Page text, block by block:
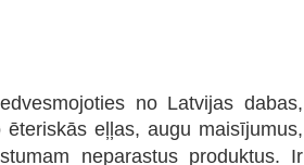
no Latvijas dabas,
eļļas, augu maisījumus,
neparastus produktus. Ir